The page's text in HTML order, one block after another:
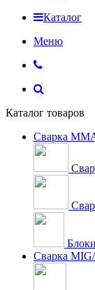
Каталог
Меню
Каталог товаров
Сварка
Сварка